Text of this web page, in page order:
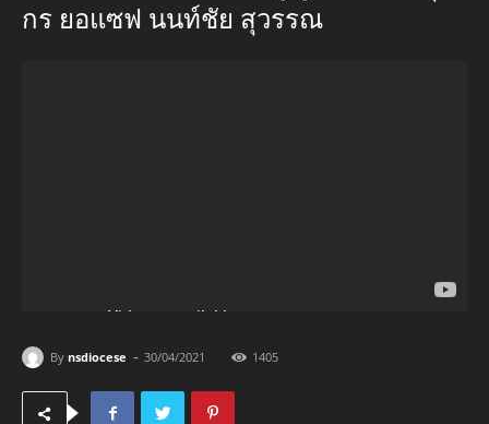
กร ยอแซฟ นนท์ชัย สุวรรณ
By nsdiocese - 30/04/2021 1405